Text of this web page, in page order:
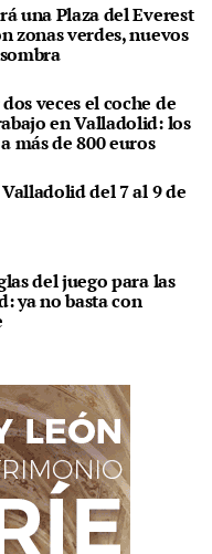
una Plaza del Everest
zonas verdes, nuevos
veces el coche de
en Valladolid: los
más de 800 euros
del 7 al 9 de
del juego para las
ya no basta con